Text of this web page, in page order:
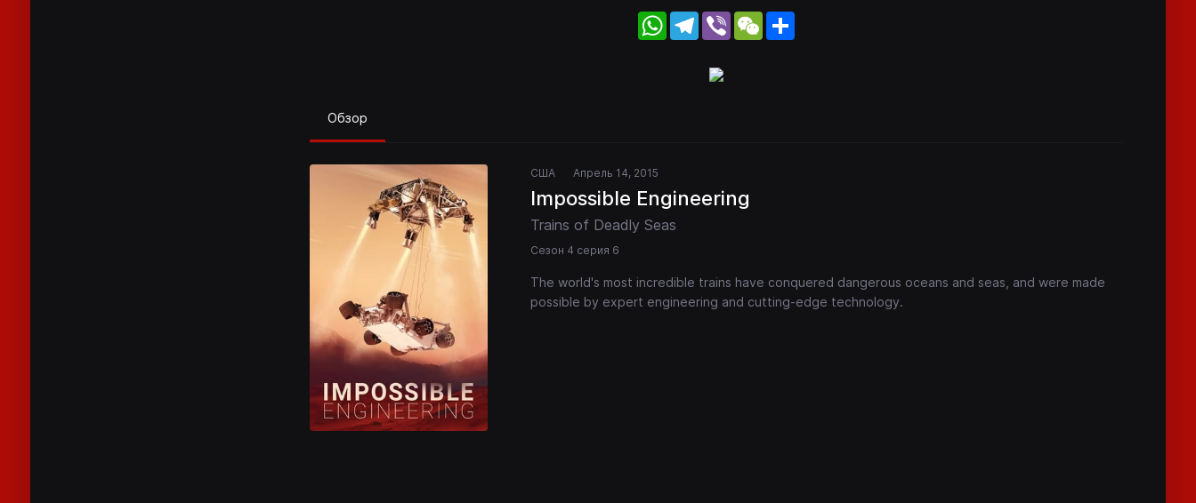
WhatsApp
Telegram
Viber WeChat
Обзор
США Апрель 14, 2015
Impossible Engineering
Trains of Deadly Seas
Сезон 4 серия 6
The world's most incredible trains have conquered dangerous oceans and seas, and were made
possible by expert engineering and cutting-edge technology.